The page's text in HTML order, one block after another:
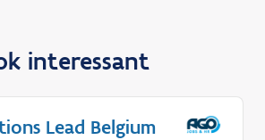
interessant
Lead Belgium